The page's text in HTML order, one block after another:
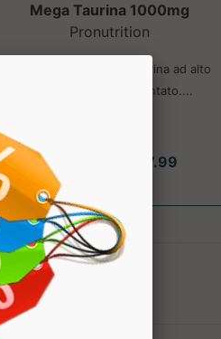
Mega Taurina 1000mg
Pronutrition
Integratore a base di Taurina ad alto
dosaggio. Prezzo Scontato....
a partire da € 17.99